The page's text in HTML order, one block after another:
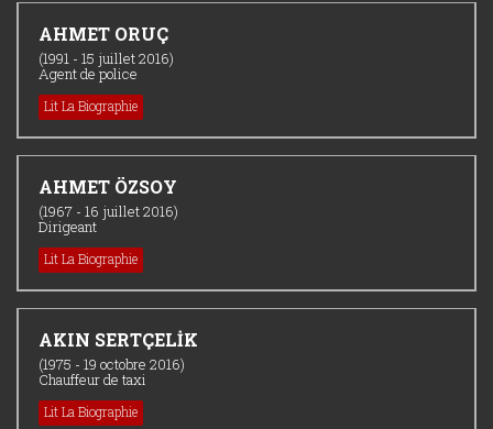
AHMET ORUÇ
(1991 - 15 juillet 2016)
Agent de police
Lit La Biographie
AHMET ÖZSOY
(1967 - 16 juillet 2016)
Dirigeant
Lit La Biographie
AKIN SERTÇELİK
(1975 - 19 octobre 2016)
Chauffeur de taxi
Lit La Biographie